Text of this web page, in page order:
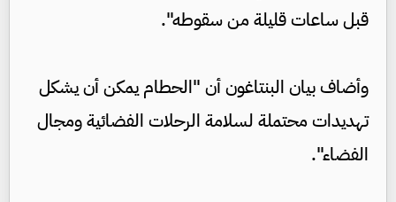
قبل ساعات قليلة من سقوطه".
وأضاف بيان البنتاغون أن "الحطام يمكن أن يشكل
تهديدات محتملة لسلامة الرحلات الفضائية ومجال
الفضاء".